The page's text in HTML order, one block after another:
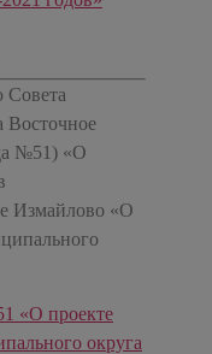
Восточное
№51) «О
Измайлово «О
«О проекте
округа